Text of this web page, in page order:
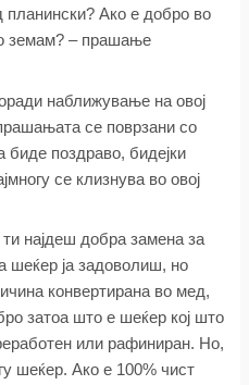
планински? Ако е добро во
земам? – прашање
наближување на овој
се поврзани со
поздраво, бидејки
се клизнува во овој
најдеш добра замена за
шеќер ја задоволиш, но
конвертирана во мед,
затоа што е шеќер кој што
или рафиниран. Но,
шеќер. Ако е 100% чист